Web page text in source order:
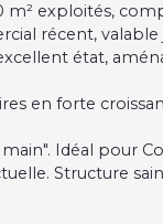
m² exploités,
récent,
état,
en forte
main". Idéal pour
Structure